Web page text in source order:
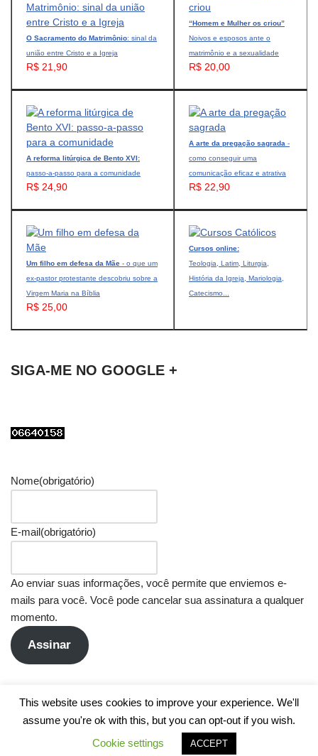
O Sacramento do Matrimônio: sinal da
união entre Cristo e a Igreja
R$ 21,90
“Homem e Mulher os criou”
Noivos e esposos ante o
matrimônio e a sexualidade
R$ 20,00
A reforma litúrgica de Bento XVI:
passo-a-passo para a comunidade
R$ 24,90
A arte da pregação sagrada -
como conseguir uma
comunicação eficaz e atrativa
R$ 22,90
Um filho em defesa da Mãe - o que um
ex-pastor protestante descobriu sobre a
Virgem Maria na Bíblia
R$ 25,00
Cursos online:
Teologia, Latim, Liturgia,
História da Igreja, Mariologia,
Catecismo...
SIGA-ME NO GOOGLE +
Nome(obrigatório)
E-mail(obrigatório)
Ao enviar suas informações, você permite que enviemos e-
mails para você. Você pode cancelar sua assinatura a qualquer
momento.
Assinar
This website uses cookies to improve your experience. We'll
assume you're ok with this, but you can opt-out if you wish.
Cookie settings
ACCEPT